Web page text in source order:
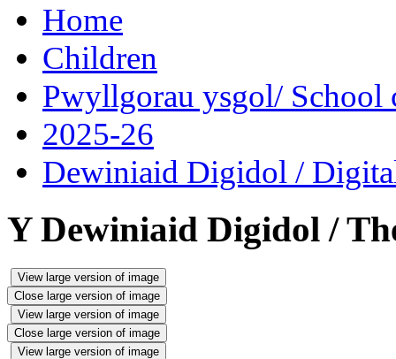
Home
Children
Pwyllgorau ysgol/ School
2025-26
Dewiniaid Digidol /
Y Dewiniaid Digidol /
View large version of image
Close large version of image
View large version of image
Close large version of image
View large version of image